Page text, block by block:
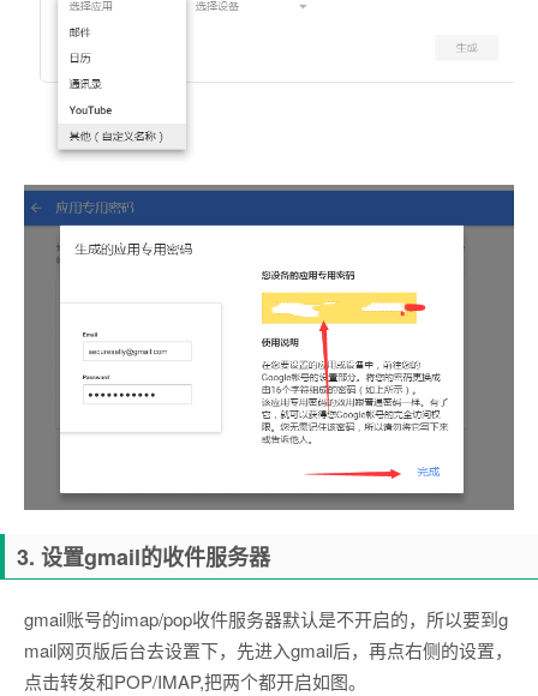
3. 设置gmail的收件服务器
gmail账号的imap/pop收件服务器默认是不开启的，所以要到g
mail网页版后台去设置下，先进入gmail后，再点右侧的设置，
点击转发和POP/IMAP,把两个都开启如图。